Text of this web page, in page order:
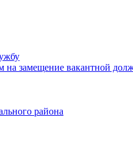
на замещение вакантной
района